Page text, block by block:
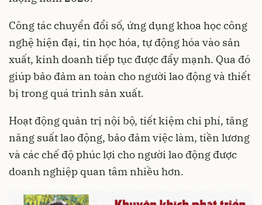
Công tác chuyển đổi số, ứng dụng khoa học công
nghệ hiện đại, tin học hóa, tự động hóa vào sản
xuất, kinh doanh tiếp tục được đẩy mạnh. Qua đó
giúp bảo đảm an toàn cho người lao động và thiết
bị trong quá trình sản xuất.
Hoạt động quản trị nội bộ, tiết kiệm chi phí, tăng
năng suất lao động, bảo đảm việc làm, tiền lương
và các chế độ phúc lợi cho người lao động được
doanh nghiệp quan tâm nhiều hơn.